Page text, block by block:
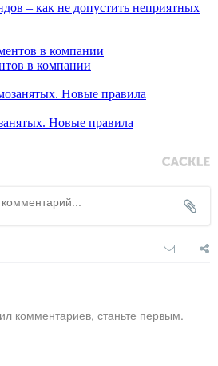
– как не допустить неприятных
в компании
Новые правила
комментариев, станьте первым.